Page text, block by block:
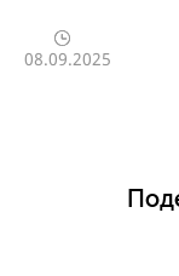
08.09.2025